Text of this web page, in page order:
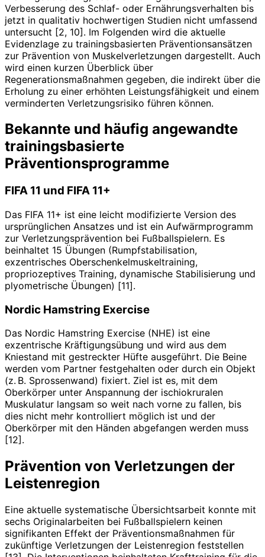
Verbesserung des Schlaf- oder Ernährungsverhalten bis
jetzt in qualitativ hochwertigen Studien nicht umfassend
untersucht [2, 10]. Im Folgenden wird die aktuelle
Evidenzlage zu trainingsbasierten Präventionsansätzen
zur Prävention von Muskelverletzungen dargestellt. Auch
wird einen kurzen Überblick über
Regenerationsmaßnahmen gegeben, die indirekt über die
Erholung zu einer erhöhten Leistungsfähigkeit und einem
verminderten Verletzungsrisiko führen können.
Bekannte und häufig angewandte
trainingsbasierte
Präventionsprogramme
FIFA 11 und FIFA 11+
Das FIFA 11+ ist eine leicht modifizierte Version des
ursprünglichen Ansatzes und ist ein Aufwärmprogramm
zur Verletzungsprävention bei Fußballspielern. Es
beinhaltet 15 Übungen (Rumpfstabilisation,
exzentrisches Oberschenkelmuskeltraining,
propriozeptives Training, dynamische Stabilisierung und
plyometrische Übungen) [11].
Nordic Hamstring Exercise
Das Nordic Hamstring Exercise (NHE) ist eine
exzentrische Kräftigungsübung und wird aus dem
Kniestand mit gestreckter Hüfte ausgeführt. Die Beine
werden vom Partner festgehalten oder durch ein Objekt
(z. B. Sprossenwand) fixiert. Ziel ist es, mit dem
Oberkörper unter Anspannung der ischiokruralen
Muskulatur langsam so weit nach vorne zu fallen, bis
dies nicht mehr kontrolliert möglich ist und der
Oberkörper mit den Händen abgefangen werden muss
[12].
Prävention von Verletzungen der
Leistenregion
Eine aktuelle systematische Übersichtsarbeit konnte mit
sechs Originalarbeiten bei Fußballspielern keinen
signifikanten Effekt der Präventionsmaßnahmen für
zukünftige Verletzungen der Leistenregion feststellen